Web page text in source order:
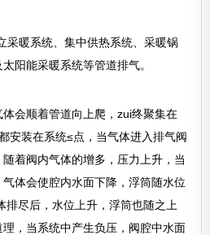
采暖系统、集中供热系统、采暖锅
阳能采暖系统等管道排气。
会顺着管道向上爬，zui终聚集在
安装在系统≤点，当气体进入排气阀
着阀内气体的增多，压力上升，当
体会使腔内水面下降，浮筒随水位
排尽后，水位上升，浮筒也随之上
，当系统中产生负压，阀腔中水面